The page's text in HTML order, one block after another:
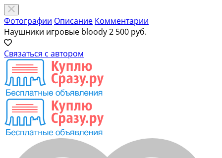
Фотографии Описание Комментарии
Наушники игровые bloody2 500 руб.
Связаться с автором